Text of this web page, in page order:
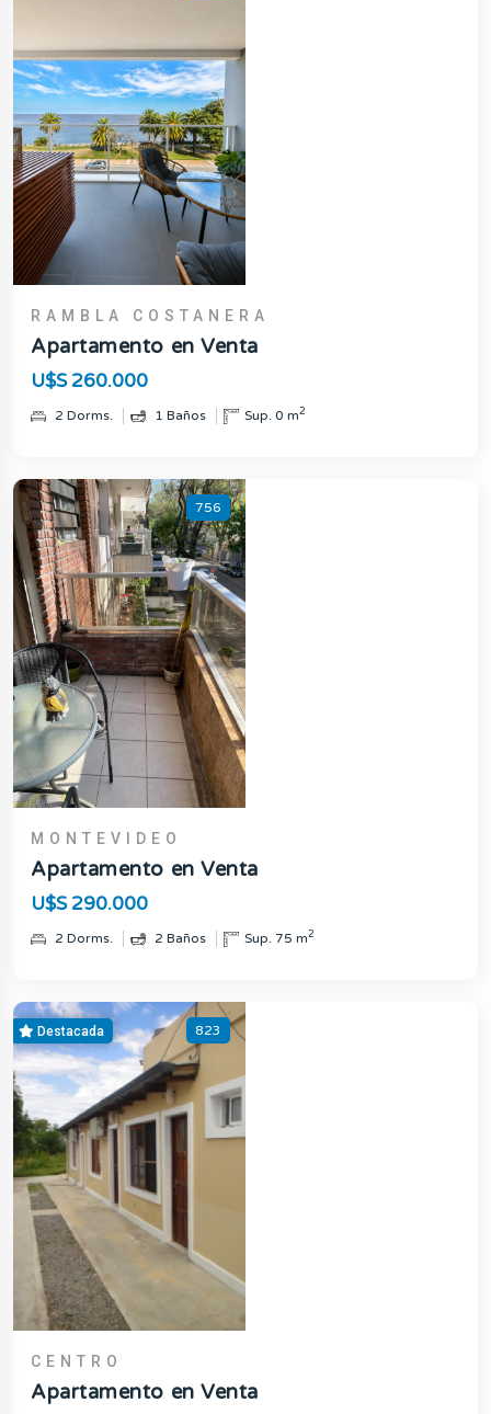
RAMBLA COSTANERA
Apartamento en Venta
U$S 260.000
2 Dorms. 1 Baños Sup. 0 m2
756
MONTEVIDEO
Apartamento en Venta
U$S 290.000
2 Dorms. 2 Baños Sup. 75 m2
Destacada 823
CENTRO
Apartamento en Venta